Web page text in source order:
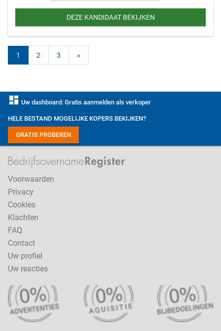
DEZE KANDIDAAT BEKIJKEN
1 2 3 »
dashboard Uw dashboard: Gratis aanmelden als verkoper
HELE BESTAND MOGELIJKE KOPERS BEKIJKEN?
GRATIS PROBEREN
Voorwaarden
Privacy
Cookies
Klachten
FAQ
Contact
Uw profiel
Uw reacties